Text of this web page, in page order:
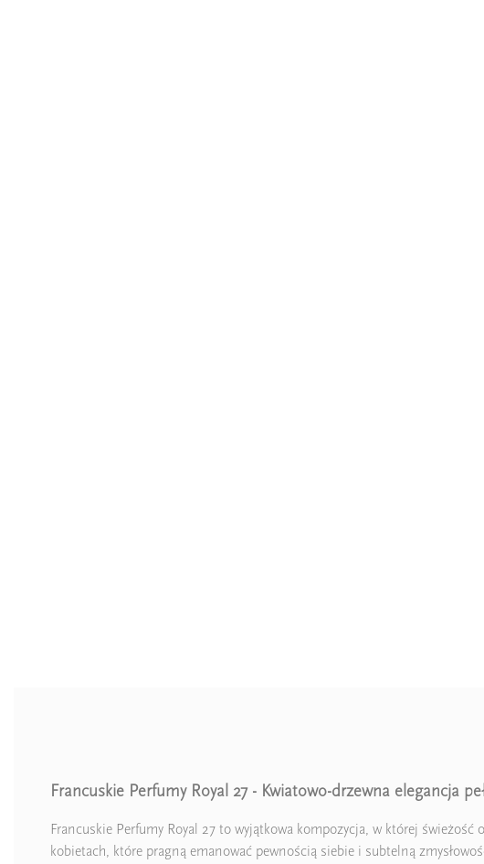
Francuskie Perfumy Royal 27 - Kwiatowo-drzewna elegancja
Francuskie Perfumy Royal 27 to wyjątkowa kompozycja, w której
kobietach, które pragną emanować pewnością siebie i subtelną